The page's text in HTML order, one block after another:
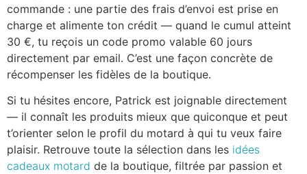
commande : une partie des frais d’envoi est prise en
charge et alimente ton crédit — quand le cumul atteint
30 €, tu reçois un code promo valable 60 jours
directement par email. C’est une façon concrète de
récompenser les fidèles de la boutique.
Si tu hésites encore, Patrick est joignable directement
— il connaît les produits mieux que quiconque et peut
t’orienter selon le profil du motard à qui tu veux faire
plaisir. Retrouve toute la sélection dans les idées
cadeaux motard de la boutique, filtrée par passion et